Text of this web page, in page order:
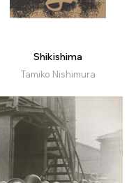
Shikishima
Tamiko Nishimura